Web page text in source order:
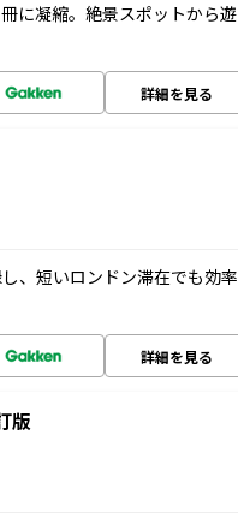
に凝縮。絶景スポットから遊
詳細を見る
、短いロンドン滞在でも効率
詳細を見る
版